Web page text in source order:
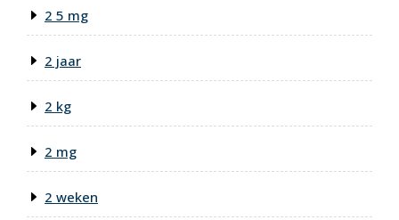
2 5 mg
2 jaar
2 kg
2 mg
2 weken